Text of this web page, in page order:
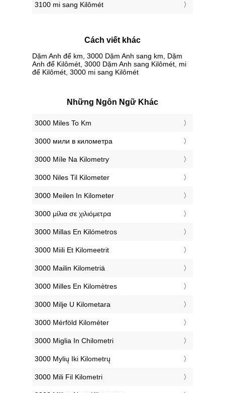
3100 mi sang Kilômét
Cách viết khác
Dặm Anh để km, 3000 Dặm Anh sang km, Dặm
Anh để Kilômét, 3000 Dặm Anh sang Kilômét, mi
để Kilômét, 3000 mi sang Kilômét
Những Ngôn Ngữ Khác
‎3000 Miles To Km
‎3000 мили в километра
‎3000 Míle Na Kilometry
‎3000 Niles Til Kilometer
‎3000 Meilen In Kilometer
‎3000 μίλια σε χιλιόμετρα
‎3000 Millas En Kilómetros
‎3000 Miili Et Kilomeetrit
‎3000 Mailin Kilometriä
‎3000 Milles En Kilomètres
‎3000 Milje U Kilometara
‎3000 Mérföld Kilométer
‎3000 Miglia In Chilometri
‎3000 Mylių Iki Kilometrų
‎3000 Mili Fil Kilometri